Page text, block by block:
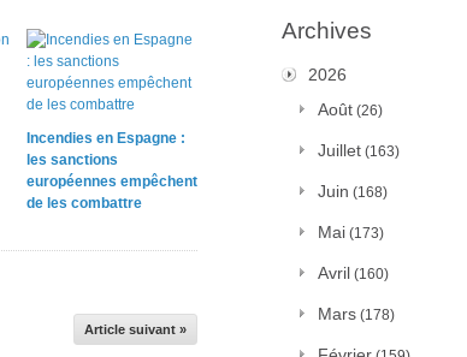
Incendies en Espagne :
les sanctions
européennes empêchent
de les combattre
Article suivant »
Archives
2026
Août (26)
Juillet (163)
Juin (168)
Mai (173)
Avril (160)
Mars (178)